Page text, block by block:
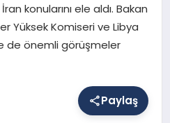
konularını ele aldı. Bakan
Yüksek Komiseri ve Libya
de önemli görüşmeler
Paylaş